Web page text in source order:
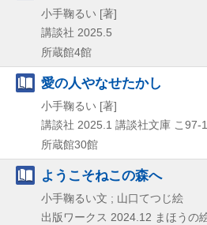
小手鞠るい [著]
講談社 2025.5
所蔵館4館
愛の人やなせたかし
小手鞠るい [著]
講談社 2025.1 講談社文庫 こ97-1
所蔵館30館
ようこそねこの森へ
小手鞠るい文 ; 山口てつじ絵
出版ワークス 2024.12 まほうの